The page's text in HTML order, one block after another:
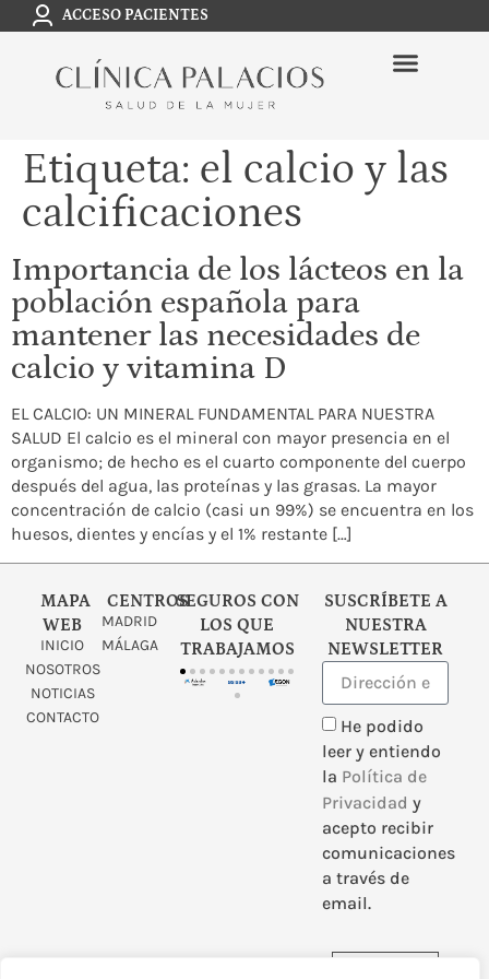
ACCESO PACIENTES
Etiqueta: el calcio y las
calcificaciones
Importancia de los lácteos en la
población española para
mantener las necesidades de
calcio y vitamina D
EL CALCIO: UN MINERAL FUNDAMENTAL PARA NUESTRA
SALUD El calcio es el mineral con mayor presencia en el
organismo; de hecho es el cuarto componente del cuerpo
después del agua, las proteínas y las grasas. La mayor
concentración de calcio (casi un 99%) se encuentra en los
huesos, dientes y encías y el 1% restante […]
MAPA
WEB
INICIO
NOSOTROS
NOTICIAS
CONTACTO
CENTROS
MADRID
MÁLAGA
SEGUROS CON
LOS QUE
TRABAJAMOS
SUSCRÍBETE A
NUESTRA
NEWSLETTER
He podido
leer y entiendo
la Política de
Privacidad y
acepto recibir
comunicaciones
a través de
email.